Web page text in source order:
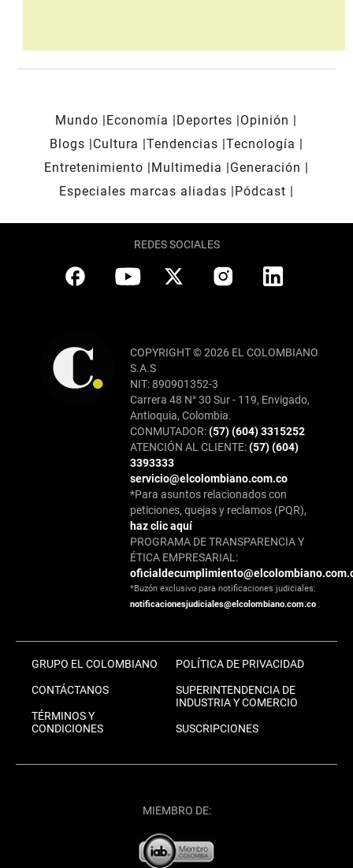
Mundo Economía Deportes
Opinión
Blogs
Cultura Tendencias Tecnología
Entretenimiento
Multimedia
Generación
Especiales marcas aliadas
Pódcast
REDES SOCIALES
COPYRIGHT © 2026 EL COLOMBIANO
S.A.S
NIT: 890901352-3
Carrera 48 N° 30 Sur - 119, Envigado,
Antioquia, Colombia.
CONMUTADOR:(57) (604) 3315252
ATENCIÓN AL CLIENTE:(57) (604)
3393333
servicio@elcolombiano.com.co
*Para asuntos relacionados con
peticiones, quejas y reclamos (PQR),
haz clic aquí
PROGRAMA DE TRANSPARENCIA Y
ÉTICA EMPRESARIAL:
*Buzón exclusivo para notificaciones judiciales:
notificacionesjudiciales@elcolombiano.com.co
GRUPO EL COLOMBIANO
CONTÁCTANOS
TÉRMINOS Y
CONDICIONES
POLÍTICA DE PRIVACIDAD
SUPERINTENDENCIA DE
INDUSTRIA Y COMERCIO
SUSCRIPCIONES
MIEMBRO DE: